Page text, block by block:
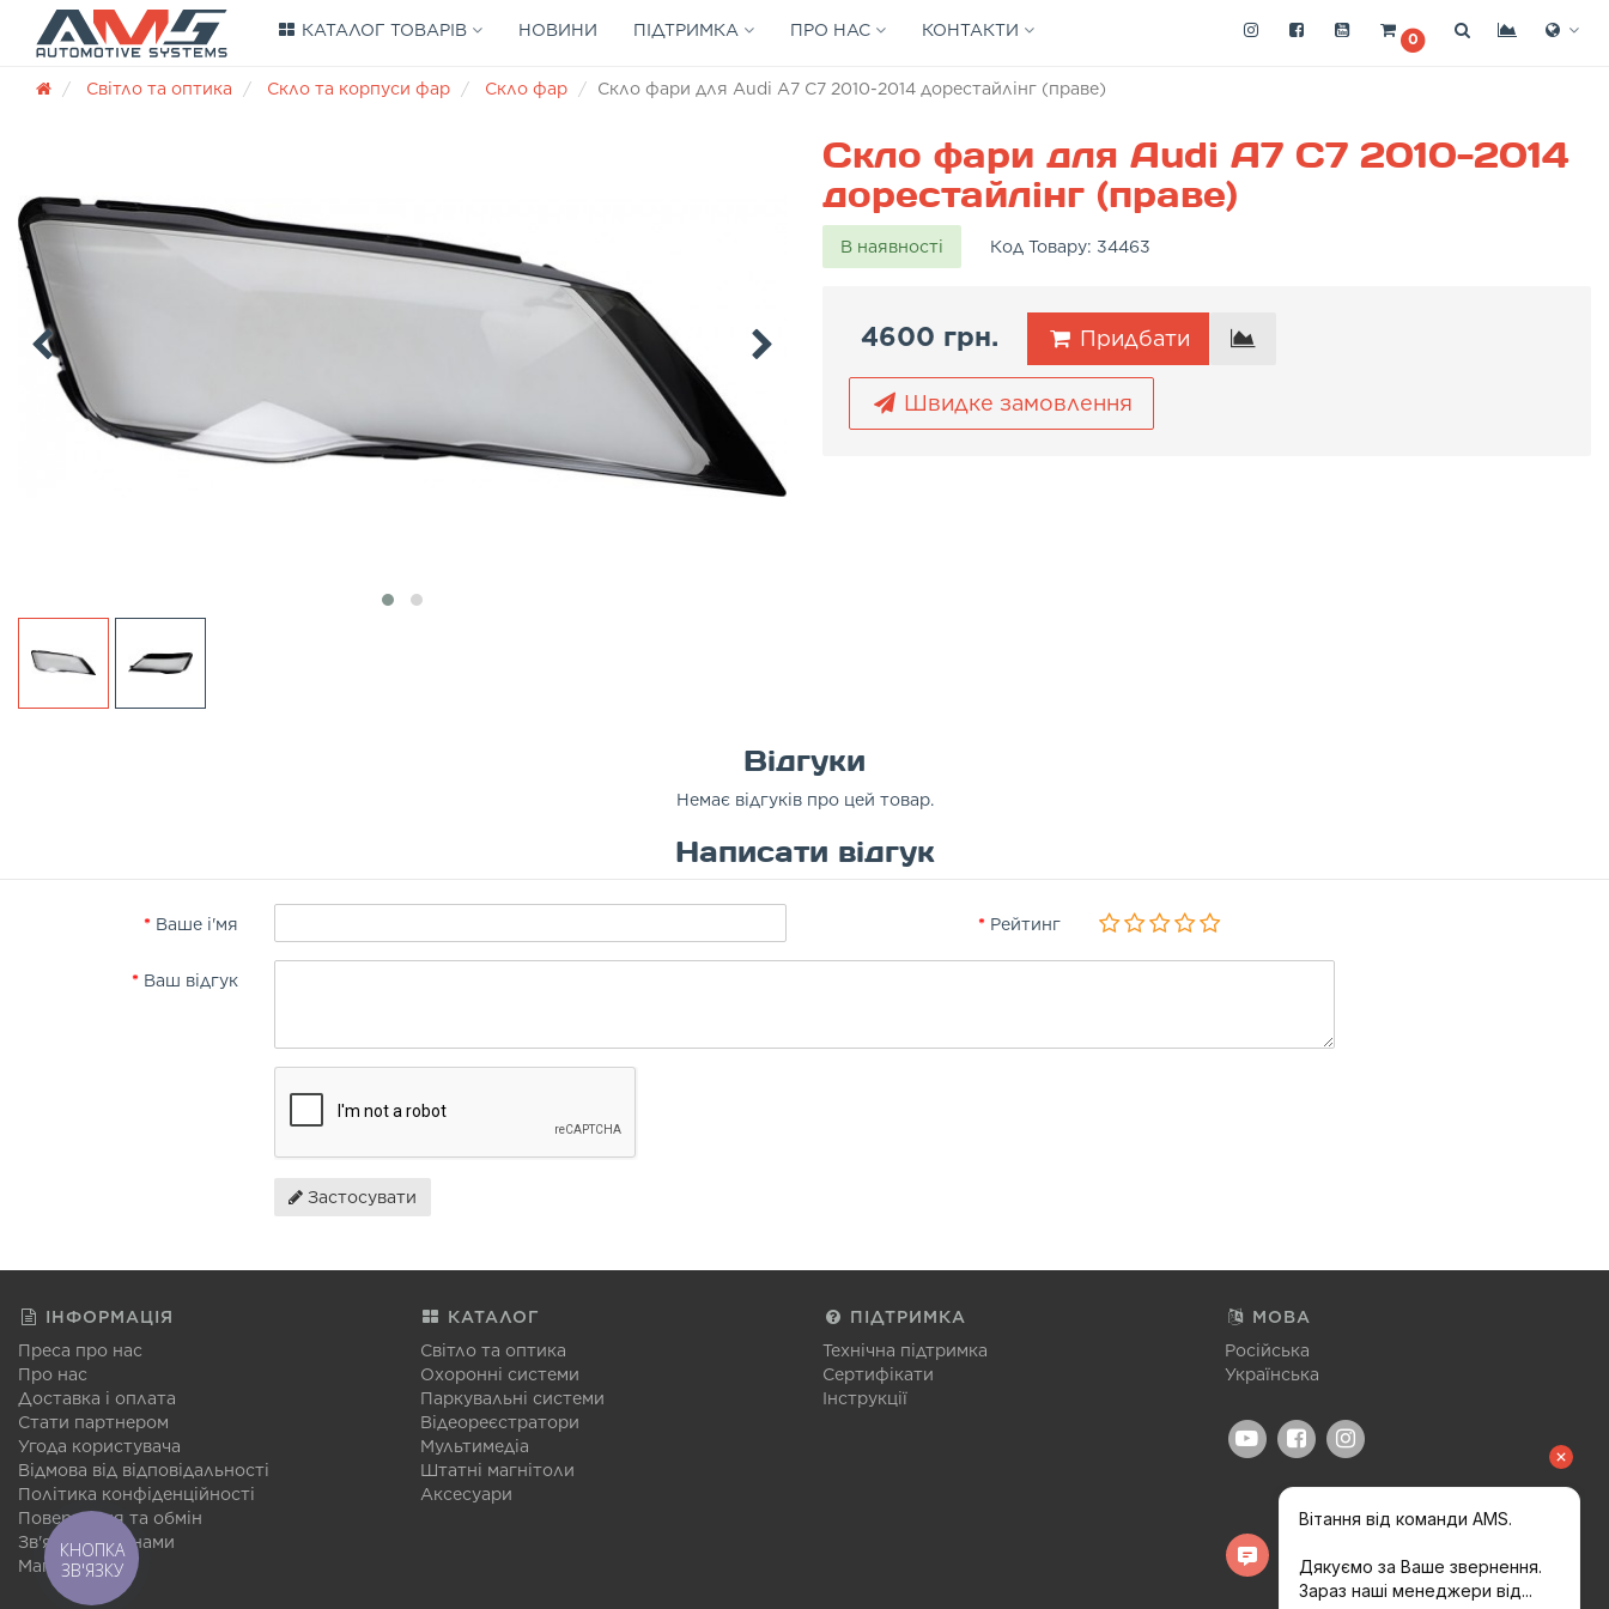
КАТАЛОГ ТОВАРІВ НОВИНИ ПІДТРИМКА ПРО НАС КОНТАКТИ 0
Світло та оптика Скло та корпуси фар Скло фар Скло фари для Audi A7 C7 2010-2014 дорестайлінг (праве)
Скло фари для Audi A7 C7 2010-2014
дорестайлінг (праве)
В наявності Код Товару: 34463
4600 грн. Придбати
Швидке замовлення
Відгуки
Немає відгуків про цей товар.
Написати відгук
Ваше і'мя Рейтинг
Ваш відгук
Застосувати
ІНФОРМАЦІЯ
Преса про нас
Про нас
Доставка і оплата
Стати партнером
Угода користувача
Відмова від відповідальності
Політика конфіденційності
Повернення та обмін
Зв'язатися з нами
Мапа сайту
КАТАЛОГ
Світло та оптика
Охоронні системи
Паркувальні системи
Відеореєстратори
Мультимедіа
Штатні магнітоли
Аксесуари
ПІДТРИМКА
Технічна підтримка
Сертифікати
Інструкції
МОВА
Російська
Українська
КНОПКА
ЗВ'ЯЗКУ